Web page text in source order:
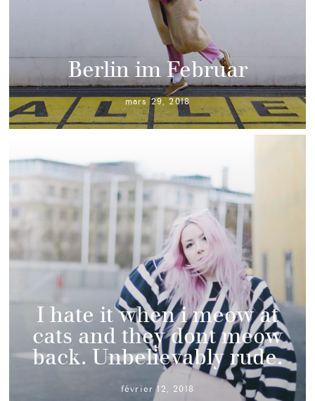
Berlin im Februar
mars 29, 2018
I hate it when i meow at
cats and they dont meow
back. Unbelievably rude.
février 12, 2018